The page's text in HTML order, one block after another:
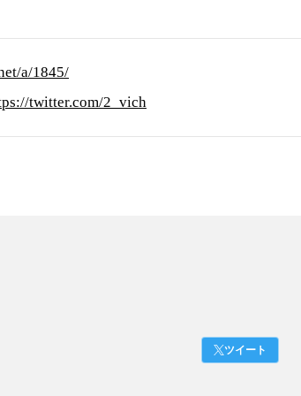
a/1845/
twitter.com/2_vich
ツイート